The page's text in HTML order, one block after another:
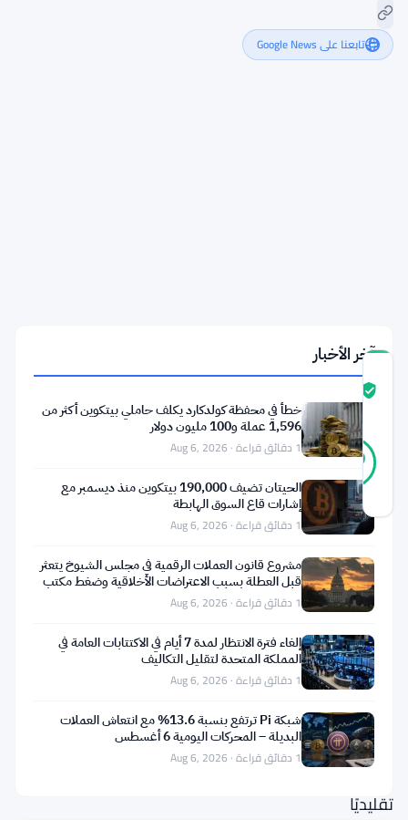
تابعنا على Google News
درجة
المجتمع
90
موثّق
أصوات
آخر تحديث 1 شهر مضت
تعمل
بانثر
هولو
على
بناء
بنك
تجاري.
ليس
بنكًا
تقليديًا
آخر الأخبار
خطأ في محفظة كولدكارد يكلف حاملي بيتكوين أكثر من
1,596 عملة و100 مليون دولار
1 دقائق قراءة · Aug 6, 2026
الحيتان تضيف 190,000 بيتكوين منذ ديسمبر مع
إشارات قاع السوق الهابطة
1 دقائق قراءة · Aug 6, 2026
مشروع قانون العملات الرقمية في مجلس الشيوخ يتعثر
قبل العطلة بسبب الاعتراضات الأخلاقية وضغط مكتب
التحقيقات1 دقائق قراءة · Aug 6, 2026
إلغاء فترة الانتظار لمدة 7 أيام في الاكتتابات العامة في
المملكة المتحدة لتقليل التكاليف
1 دقائق قراءة · Aug 6, 2026
شبكة Pi ترتفع بنسبة 13.6% مع انتعاش العملات
البديلة – المحركات اليومية 6 أغسطس
1 دقائق قراءة · Aug 6, 2026